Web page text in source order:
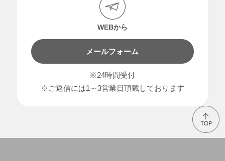
WEBから
メールフォーム
※24時間受付
※ご返信には1～3営業日頂戴しております